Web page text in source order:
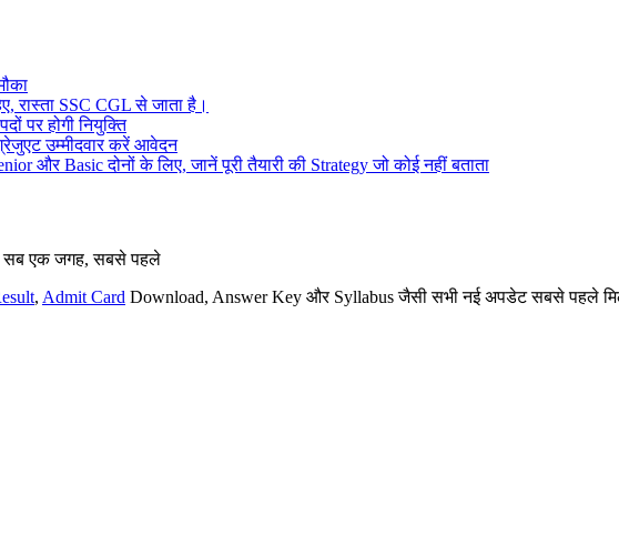
रास्ता SSC CGL से जाता है।
पर होगी नियुक्ति
उम्मीदवार करें आवेदन
और Basic दोनों के लिए, जानें पूरी तैयारी की Strategy जो कोई नहीं बताता
सब एक जगह, सबसे पहले
, Admit Card Download, Answer Key और Syllabus जैसी सभी नई अपडेट सबसे पहले